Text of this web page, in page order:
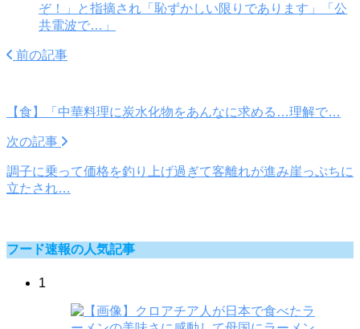
ぞ！」と指摘され「恥ずかしい限りであります」「公
共電波で…」
前の記事
【食】「中華料理に炭水化物をあんなに求める…理解で…
次の記事
調子に乗って価格を釣り上げ過ぎて客離れが進み崖っぷちに
立たされ…
フード速報の人気記事
1